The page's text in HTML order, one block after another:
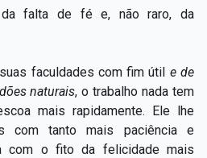
da falta de fé e, não raro, da
faculdades com fim útil e de
naturais, o trabalho nada tem
mais rapidamente. Ele lhe
com tanto mais paciência e
com o fito da felicidade mais